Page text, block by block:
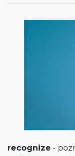
recognize -